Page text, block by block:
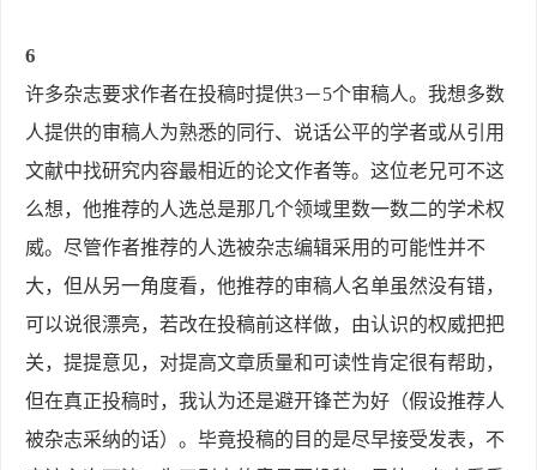
6
许多杂志要求作者在投稿时提供3－5个审稿人。我想多数
人提供的审稿人为熟悉的同行、说话公平的学者或从引用
文献中找研究内容最相近的论文作者等。这位老兄可不这
么想，他推荐的人选总是那几个领域里数一数二的学术权
威。尽管作者推荐的人选被杂志编辑采用的可能性并不
大，但从另一角度看，他推荐的审稿人名单虽然没有错，
可以说很漂亮，若改在投稿前这样做，由认识的权威把把
关，提提意见，对提高文章质量和可读性肯定很有帮助，
但在真正投稿时，我认为还是避开锋芒为好（假设推荐人
被杂志采纳的话）。毕竟投稿的目的是尽早接受发表，不